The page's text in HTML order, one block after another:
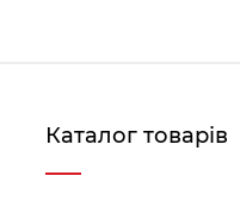
Детальний опис
Каталог товарів